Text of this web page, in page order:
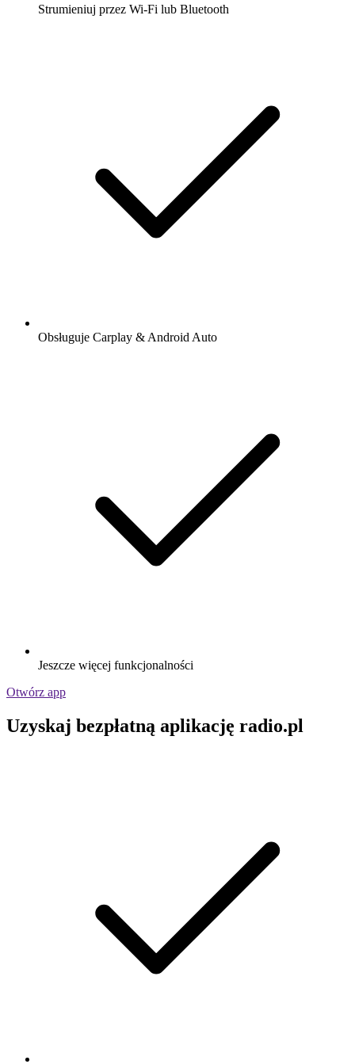
Strumieniuj przez Wi-Fi lub Bluetooth
Obsługuje Carplay & Android Auto
Jeszcze więcej funkcjonalności
Otwórz app
Uzyskaj bezpłatną aplikację radio.pl